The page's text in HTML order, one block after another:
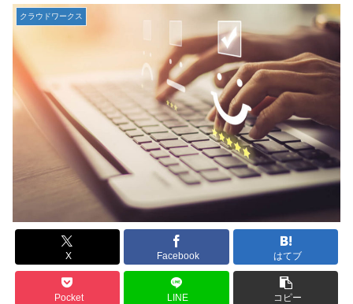
クラウドワークス
X Facebook はてブ
Pocket LINE コピー